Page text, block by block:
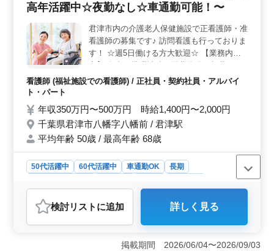
高年活躍中☆夜勤なし☆車通勤可能！〜
君津市内の介護老人保健施設で正看護師・准
看護師の募集です♪ 訪問看護も行っておりま
す！ ☆週5日働ける方大歓迎☆ 【業務内
イタルチェック、入浴の介助 【ポイント】
実績あります◯ 皆様からのご応募お待ちし
ております！！
看護師 (福祉施設での看護師) / 正社員・契約社員・アルバイ
ト・パート
年収350万円〜500万円 時給1,400円〜2,000円
千葉県君津市八幡字八幡前 / 君津駅
平均年齢 50歳 / 最高年齢 68歳
50代活躍中 60代活躍中 車通勤OK
長期
おすすめポイント
＜キャリアチャンス＞ 君津市内の介護老人保健施設で
の看護師業務募集です。中高年の方が活躍できる環境
検討リスト に追加 詳しく見る
掲載期間 2026/06/04〜2026/09/03